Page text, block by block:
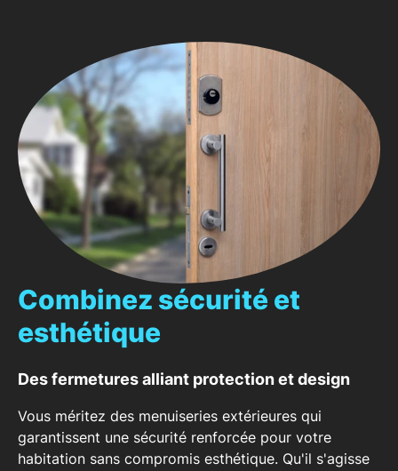
Combinez sécurité et
esthétique
Des fermetures alliant protection et design
Vous méritez des menuiseries extérieures qui
garantissent une sécurité renforcée pour votre
habitation sans compromis esthétique. Qu'il s'agisse